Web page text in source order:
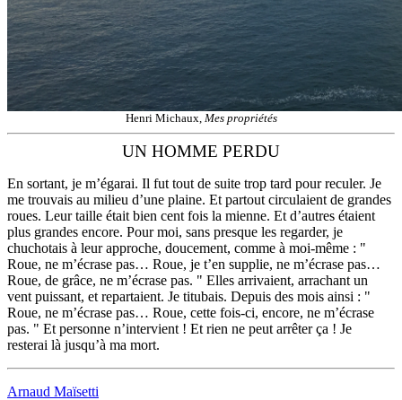
Henri Michaux, Mes propriétés
UN HOMME PERDU
En sortant, je m’égarai. Il fut tout de suite trop tard pour reculer. Je
me trouvais au milieu d’une plaine. Et partout circulaient de grandes
roues. Leur taille était bien cent fois la mienne. Et d’autres étaient
plus grandes encore. Pour moi, sans presque les regarder, je
chuchotais à leur approche, doucement, comme à moi-même : "
Roue, ne m’écrase pas… Roue, je t’en supplie, ne m’écrase pas…
Roue, de grâce, ne m’écrase pas. " Elles arrivaient, arrachant un
vent puissant, et repartaient. Je titubais. Depuis des mois ainsi : "
Roue, ne m’écrase pas… Roue, cette fois-ci, encore, ne m’écrase
pas. " Et personne n’intervient ! Et rien ne peut arrêter ça ! Je
resterai là jusqu’à ma mort.
Arnaud Maïsetti